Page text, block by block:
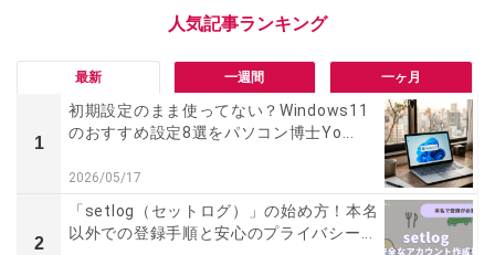
最新 一週間 一ヶ月
1
初期設定のまま使ってない？Windows11
のおすすめ設定8選をパソコン博士Yo...
2026/05/17
2
「setlog（セットログ）」の始め方！本名
以外での登録手順と安心のプライバシー...